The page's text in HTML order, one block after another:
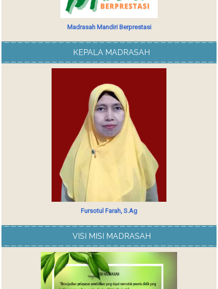
Madrasah Mandiri Berprestasi
KEPALA MADRASAH
Fursotul Farah, S.Ag
VISI MISI MADRASAH